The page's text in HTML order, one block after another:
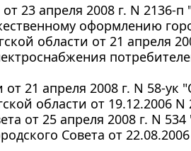
23 апреля 2008 г. N 2136-п
оформлению
области от 21 апреля
21 апреля 2008 г. N 58-ук
области от 19.12.2006 N
от 25 апреля 2008 г. N
Совета от